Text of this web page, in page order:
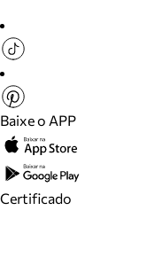
Baixe o APP
Certificado